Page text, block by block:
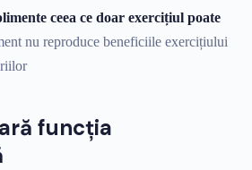
ceea ce doar exercițiul poate
nu reproduce beneficiile exercițiului
funcția